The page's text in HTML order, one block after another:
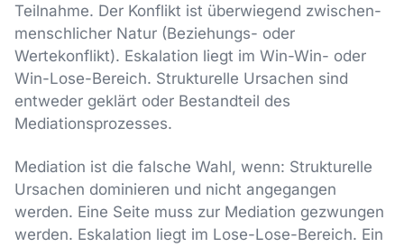
Teilnahme. Der Konflikt ist überwiegend zwischen-
menschlicher Natur (Beziehungs- oder
Wertekonflikt). Eskalation liegt im Win-Win- oder
Win-Lose-Bereich. Strukturelle Ursachen sind
entweder geklärt oder Bestandteil des
Mediationsprozesses.
Mediation ist die falsche Wahl, wenn: Strukturelle
Ursachen dominieren und nicht angegangen
werden. Eine Seite muss zur Mediation gezwungen
werden. Eskalation liegt im Lose-Lose-Bereich. Ein